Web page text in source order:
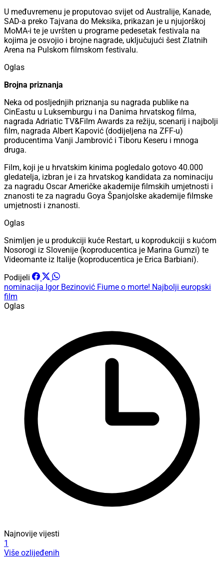
U međuvremenu je proputovao svijet od Australije, Kanade,
SAD-a preko Tajvana do Meksika, prikazan je u njujorškoj
MoMA-i te je uvršten u programe pedesetak festivala na
kojima je osvojio i brojne nagrade, uključujući šest Zlatnih
Arena na Pulskom filmskom festivalu.
Oglas
Brojna priznanja
Neka od posljednjih priznanja su nagrada publike na
CinEastu u Luksemburgu i na Danima hrvatskog filma,
nagrada Adriatic TV&Film Awards za režiju, scenarij i najbolji
film, nagrada Albert Kapović (dodijeljena na ZFF-u)
producentima Vanji Jambrović i Tiboru Keseru i mnoga
druga.
Film, koji je u hrvatskim kinima pogledalo gotovo 40.000
gledatelja, izbran je i za hrvatskog kandidata za nominaciju
za nagradu Oscar Američke akademije filmskih umjetnosti i
znanosti te za nagradu Goya Španjolske akademije filmske
umjetnosti i znanosti.
Oglas
Snimljen je u produkciji kuće Restart, u koprodukciji s kućom
Nosorogi iz Slovenije (koproducentica je Marina Gumzi) te
Videomante iz Italije (koproducentica je Erica Barbiani).
Podijeli
nominacija Igor Bezinović Fiume o morte! Najbolji europski
film
Oglas
Najnovije vijesti
1
Više ozlijeđenih